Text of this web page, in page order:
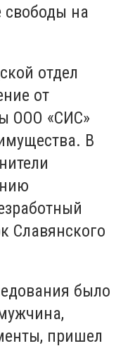
свободы на
отдел
от
ООО «СИС»
В
Славянского
было
пришел